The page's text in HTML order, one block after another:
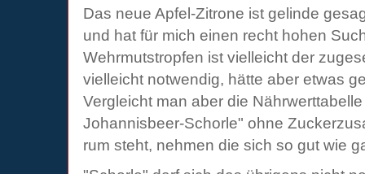
Das neue Apfel-Zitrone ist gelinde
und hat für mich einen recht hohen
Wehrmutstropfen ist vielleicht der
vielleicht notwendig, hätte aber etwas
Vergleicht man aber die
Johannisbeer-Schorle" ohne
rum steht, nehmen die sich so gut wie